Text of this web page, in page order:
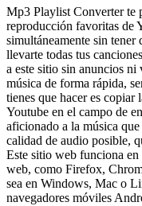
Mp3 Playlist Converter te
reproducción favoritas de
simultáneamente sin tener
llevarte todas tus
a este sitio sin anuncios ni
música de forma rápida,
tienes que hacer es
Youtube en el campo de
aficionado a la música
calidad de audio posible,
Este sitio web funciona en
web, como Firefox,
sea en Windows, Mac o
navegadores móviles